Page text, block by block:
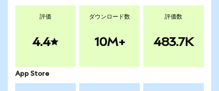
評価
4.4
ダウンロード数
10M+
評価数
483.7K
App Store